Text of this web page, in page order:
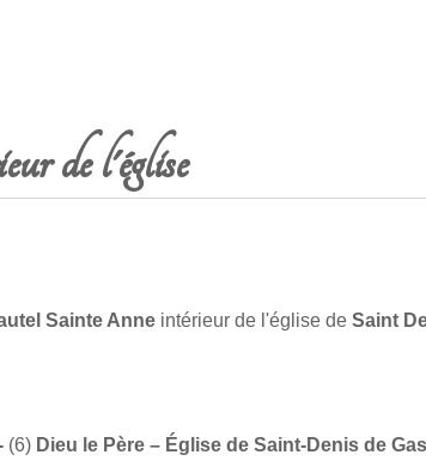
de l'église
Sainte Anne intérieur de l'église de Saint
(6) Dieu le Père – Église de Saint-Denis de